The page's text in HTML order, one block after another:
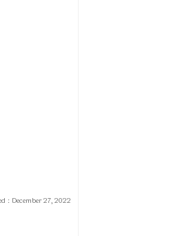
: December 27, 2022